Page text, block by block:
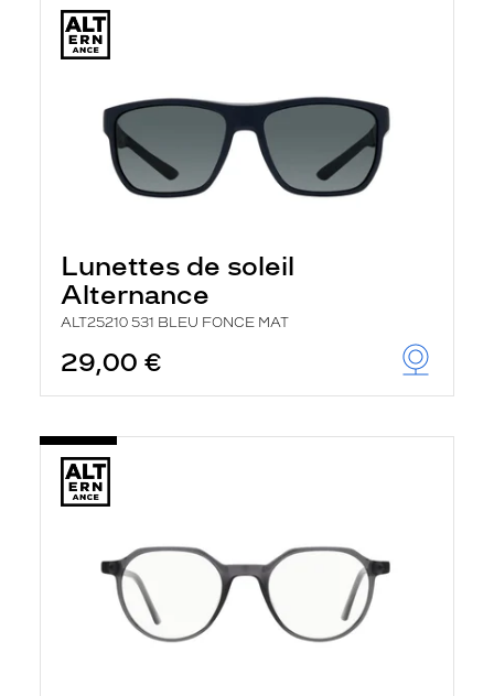
Lunettes de soleil
Alternance
ALT25210 531 BLEU FONCE MAT
29,00 €